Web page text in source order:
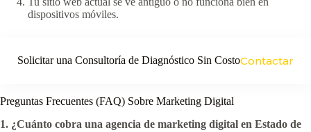
dispositivos móviles.
Solicitar una Consultoría de Diagnóstico Sin CostoContactar
Preguntas Frecuentes (FAQ) Sobre Marketing Digital
1. ¿Cuánto cobra una agencia de marketing digital en Estado de